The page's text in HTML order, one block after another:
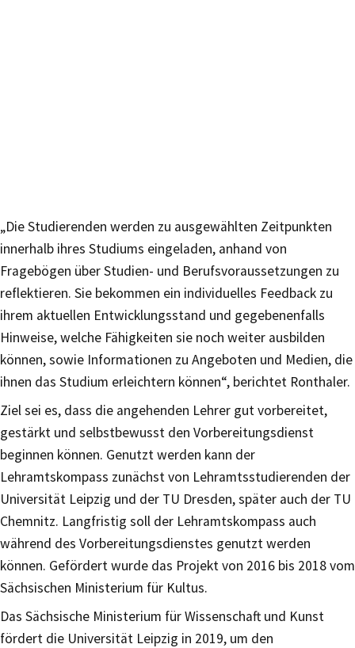
„Die Studierenden werden zu ausgewählten Zeitpunkten
innerhalb ihres Studiums eingeladen, anhand von
Fragebögen über Studien- und Berufsvoraussetzungen zu
reflektieren. Sie bekommen ein individuelles Feedback zu
ihrem aktuellen Entwicklungsstand und gegebenenfalls
Hinweise, welche Fähigkeiten sie noch weiter ausbilden
können, sowie Informationen zu Angeboten und Medien, die
ihnen das Studium erleichtern können“, berichtet Ronthaler.
Ziel sei es, dass die angehenden Lehrer gut vorbereitet,
gestärkt und selbstbewusst den Vorbereitungsdienst
beginnen können. Genutzt werden kann der
Lehramtskompass zunächst von Lehramtsstudierenden der
Universität Leipzig und der TU Dresden, später auch der TU
Chemnitz. Langfristig soll der Lehramtskompass auch
während des Vorbereitungsdienstes genutzt werden
können. Gefördert wurde das Projekt von 2016 bis 2018 vom
Sächsischen Ministerium für Kultus.
Das Sächsische Ministerium für Wissenschaft und Kunst
fördert die Universität Leipzig in 2019, um den